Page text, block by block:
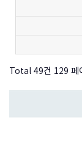
Total 49건 129 페